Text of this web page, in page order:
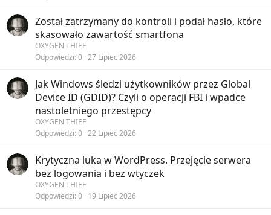
Został zatrzymany do kontroli i podał hasło, które
skasowało zawartość smartfona
OXYGEN THIEF
Odpowiedzi 0 27 Lipiec 2026
Jak Windows śledzi użytkowników przez Global
Device ID (GDID)? Czyli o operacji FBI i wpadce
nastoletniego przestępcy
OXYGEN THIEF
Odpowiedzi 0 22 Lipiec 2026
Krytyczna luka w WordPress. Przejęcie serwera
bez logowania i bez wtyczek
OXYGEN THIEF
Odpowiedzi 0 19 Lipiec 2026